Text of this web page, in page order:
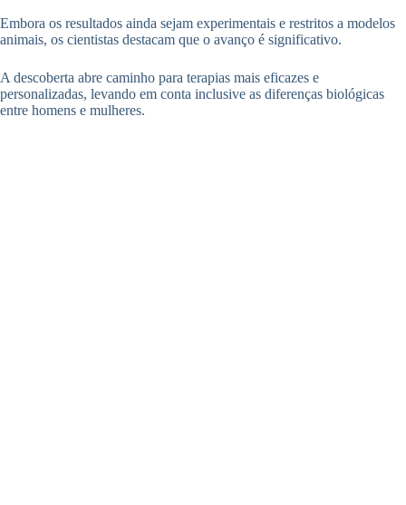
Embora os resultados ainda sejam experimentais e restritos a modelos
animais, os cientistas destacam que o avanço é significativo.
A descoberta abre caminho para terapias mais eficazes e
personalizadas, levando em conta inclusive as diferenças biológicas
entre homens e mulheres.